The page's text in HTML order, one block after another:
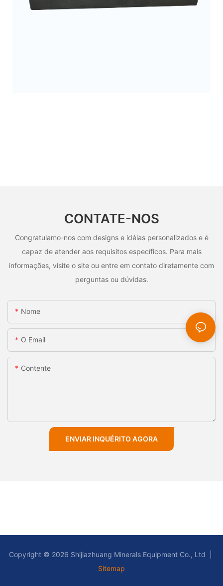
CONTATE-NOS
Congratulamo-nos com designs e idéias personalizados e é
capaz de atender aos requisitos específicos. Para mais
informações, visite o site ou entre em contato diretamente com
perguntas ou dúvidas.
Nome
O Email
Contente
ENVIAR INQUÉRITO AGORA
Copyright © 2026 Shijiazhuang Minerals Equipment Co., Ltd |
Sitemap